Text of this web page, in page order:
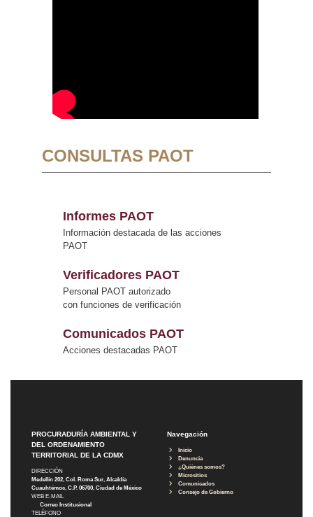
CONSULTAS PAOT
Informes PAOT
Información destacada de las acciones
PAOT
Verificadores PAOT
Personal PAOT autorizado
con funciones de verificación
Comunicados PAOT
Acciones destacadas PAOT
PROCURADURÍA AMBIENTAL Y
DEL ORDENAMIENTO
TERRITORIAL DE LA CDMX
DIRECCIÓN
Medellín 202, Col. Roma Sur, Alcaldía
Cuauhtémoc, C.P. 06700, Ciudad de México
WEB E-MAIL
Correo Institucional
TELÉFONO
Navegación
Inicio
Denuncia
¿Quiénes somos?
Micrositios
Comunicados
Consejo de Gobierno